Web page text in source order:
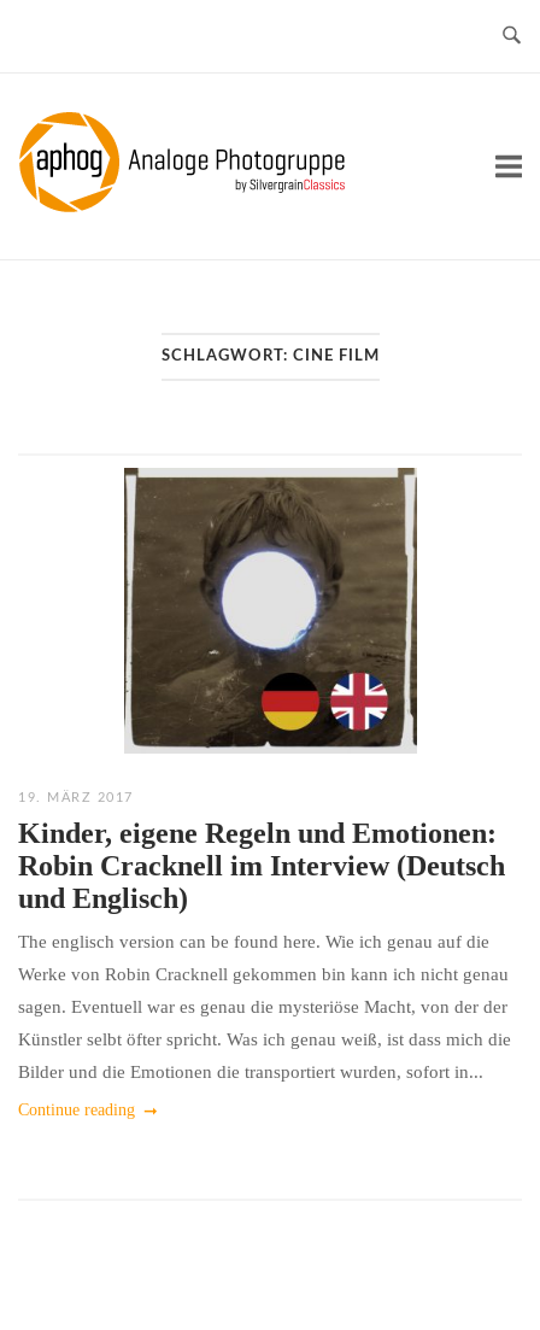
Home
SCHLAGWORT: CINE FILM
19. MÄRZ 2017
Kinder, eigene Regeln und Emotionen:
Robin Cracknell im Interview (Deutsch
und Englisch)
The englisch version can be found here. Wie ich genau auf die
Werke von Robin Cracknell gekommen bin kann ich nicht genau
sagen. Eventuell war es genau die mysteriöse Macht, von der der
Künstler selbt öfter spricht. Was ich genau weiß, ist dass mich die
Bilder und die Emotionen die transportiert wurden, sofort in...
Continue reading